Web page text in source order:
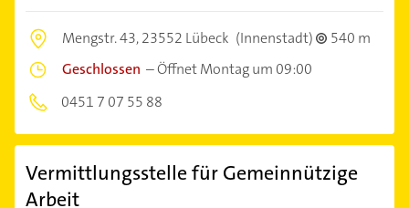
Mengstr. 43,23552 Lübeck (Innenstadt)
540 m
Geschlossen –Öffnet Montag um 09:00
0451 7 07 55 88
Vermittlungsstelle für Gemeinnützige
Arbeit